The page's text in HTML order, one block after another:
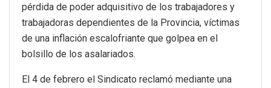
pérdida de poder adquisitivo de los trabajadores y
trabajadoras dependientes de la Provincia, víctimas
de una inflación escalofriante que golpea en el
bolsillo de los asalariados.
El 4 de febrero el Sindicato reclamó mediante una